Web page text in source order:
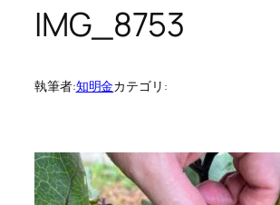
IMG_8753
執筆者:知明金カテゴリ: